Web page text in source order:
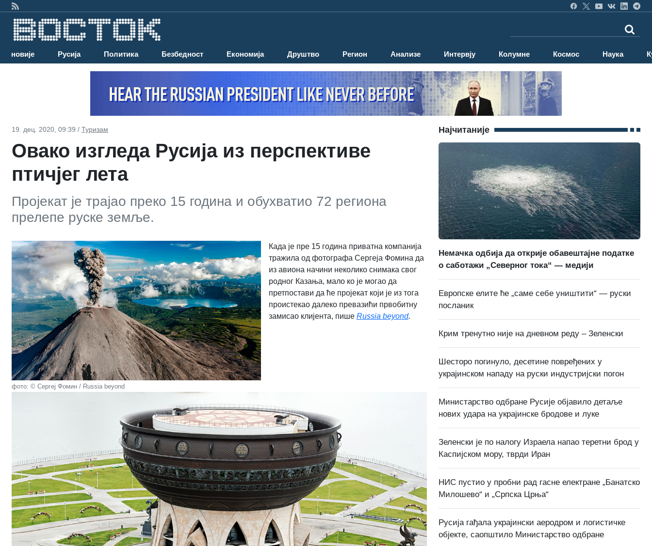
Најновије Русија Политика Безбедност Економија Друштво Регион Анализе Интервју Колумне Космос Наука
19. дец. 2020, 09:39 / Туризам
Овако изгледа Русија из перспективе
птичјег лета
Пројекат је трајао преко 15 година и обухватио 72 региона
прелепе руске земље.
фото: © Сергеj Фомин / Russia beyond
Када је пре 15 година приватна компанија
тражила од фотографа Сергеја Фомина да
из авиона начини неколико снимака свог
родног Казања, мало ко је могао да
претпостави да ће пројекат који је из тога
проистекао далеко превазићи првобитну
замисао клијента, пише Russia beyond.
Најчитаније
Немачка одбија да открије обавештајне податке
о саботажи „Северног тока“ — медији
Европске елите ће „саме себе уништити“ — руски
посланик
Крим тренутно није на дневном реду – Зеленски
Шесторо погинуло, десетине повређених у
украјинском нападу на руски индустријски погон
Министарство одбране Русије објавило детаље
нових удара на украјинске бродове и луке
Зеленски је по налогу Израела напао теретни брод у
Каспијском мору, тврди Иран
НИС пустио у пробни рад гасне електране „Банатско
Милошево“ и „Српска Црња“
Русија гађала украјински аеродром и логистичке
објекте, саопштило Министарство одбране